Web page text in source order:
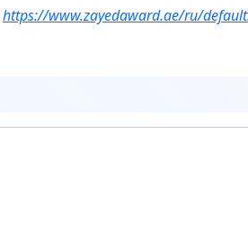
https://www.zayedaward.ae/ru/